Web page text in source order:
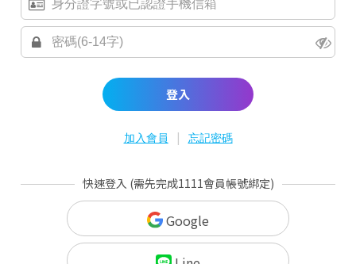
登入
加入會員 | 忘記密碼
快速登入 (需先完成1111會員帳號綁定)
Google